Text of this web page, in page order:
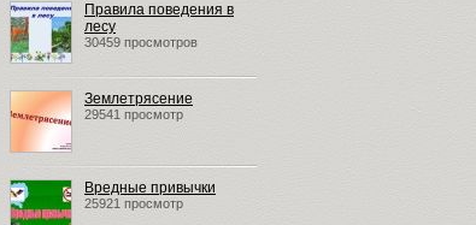
Правила поведения в
лесу
30459 просмотров
Землетрясение
29541 просмотр
Вредные привычки
25921 просмотр